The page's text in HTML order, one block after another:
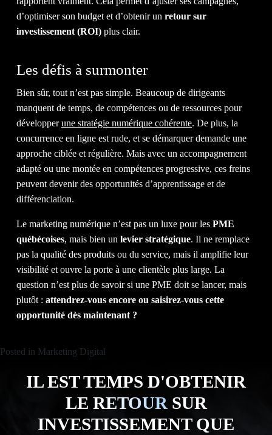
RETOURSUR INVESTISSEMENT
QUE VOUSMÉRITEZ.
DISCUTEZ AVEC NOUS
d’optimiser son budget et d’obtenir un retour sur
investissement (ROI) plus clair.
Les défis à surmonter
Bien sûr, tout n’est pas simple. Beaucoup de dirigeants
manquent de temps, de compétences ou de ressources pour
développerune stratégie numérique cohérente. De plus, la
concurrence en ligne est rude, et se démarquer demande une
approche ciblée et régulière. Mais avec un accompagnement
adapté ou une montée en compétences progressive, ces freins
peuvent devenir des opportunités d’apprentissage et de
différenciation.
Le marketing numérique n’est pas un luxe pour les PME
québécoises, mais bien un levier stratégique. Il ne remplace
pas la qualité des produits ou du service, mais il amplifie leur
visibilité et ouvre la porte à une clientèle plus large. La
question n’est plus de savoir si une PME doit se lancer, mais
plutôt : attendrez-vous encore ou saisirez-vous cette
opportunité dès maintenant ?
Posted in Marketing Digital
IL EST TEMPS D'OBTENIR
LE RETOURSUR
INVESTISSEMENT QUE